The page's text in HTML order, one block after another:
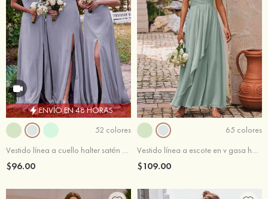
ENVÍO EN 48 HORAS
52 colores
Vestido línea a cuello halter satén elástico hasta el suelo vestido de dama de honor
$96.00
65 colores
Vestido línea a escote en v gasa hasta el suelo vestido de dama de honor
$109.00